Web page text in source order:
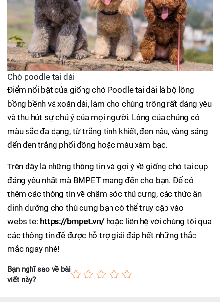
Chó poodle tai dài
Điểm nổi bật của giống chó Poodle tai dài là bộ lông
bồng bềnh và xoăn dài, làm cho chúng trông rất đáng yêu
và thu hút sự chú ý của mọi người. Lông của chúng có
màu sắc đa dạng, từ trắng tinh khiết, đen nâu, vàng sáng
đến đen trắng phối đồng hoặc màu xám bạc.
Trên đây là những thông tin và gợi ý về giống chó tai cụp
đáng yêu nhất mà BMPET mang đến cho bạn. Để có
thêm các thông tin về chăm sóc thú cưng, các thức ăn
dinh dưỡng cho thú cưng bạn có thể truy cập vào
website: https://bmpet.vn/hoặc liên hệ với chúng tôi qua
các thông tin để được hỗ trợ giải đáp hết những thắc
mắc ngay nhé!
Bạn nghĩ sao về bài
viết này?